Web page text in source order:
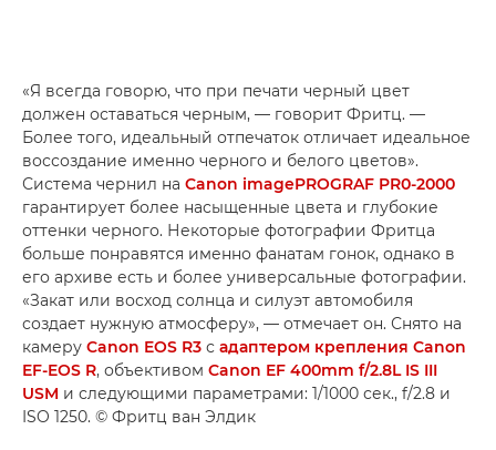
«Я всегда говорю, что при печати черный цвет
должен оставаться черным, — говорит Фритц. —
Более того, идеальный отпечаток отличает идеальное
воссоздание именно черного и белого цветов».
Система чернил на Canon imagePROGRAF PR0-2000
гарантирует более насыщенные цвета и глубокие
оттенки черного. Некоторые фотографии Фритца
больше понравятся именно фанатам гонок, однако в
его архиве есть и более универсальные фотографии.
«Закат или восход солнца и силуэт автомобиля
создает нужную атмосферу», — отмечает он. Снято на
камеру Canon EOS R3 с адаптером крепления Canon
EF-EOS R, объективом Canon EF 400mm f/2.8L IS III
USM и следующими параметрами: 1/1000 сек., f/2.8 и
ISO 1250. © Фритц ван Элдик